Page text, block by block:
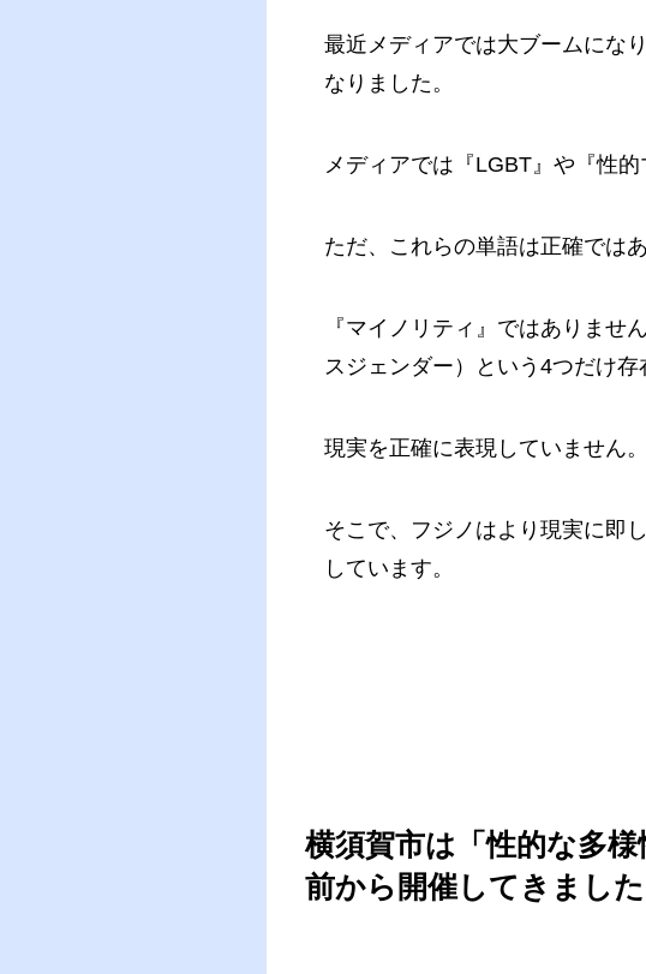
最近メディアでは大ブームにな
なりました。
メディアでは『LGBT』や『性
ただ、これらの単語は正確ではあ
『マイノリティ』ではありませ
スジェンダー）という4つだけ存
現実を正確に表現していません。
そこで、フジノはより現実に即
しています。
横須賀市は「性的な多
前から開催してきました